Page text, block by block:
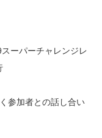
ーパーチャレンジレ
参加者との話し合い